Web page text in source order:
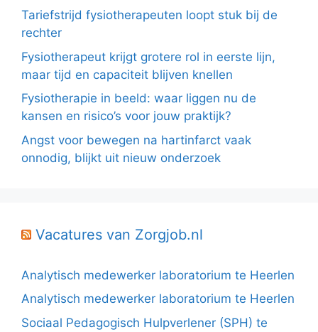
Tariefstrijd fysiotherapeuten loopt stuk bij de
rechter
Fysiotherapeut krijgt grotere rol in eerste lijn,
maar tijd en capaciteit blijven knellen
Fysiotherapie in beeld: waar liggen nu de
kansen en risico’s voor jouw praktijk?
Angst voor bewegen na hartinfarct vaak
onnodig, blijkt uit nieuw onderzoek
Vacatures van Zorgjob.nl
Analytisch medewerker laboratorium te Heerlen
Analytisch medewerker laboratorium te Heerlen
Sociaal Pedagogisch Hulpverlener (SPH) te